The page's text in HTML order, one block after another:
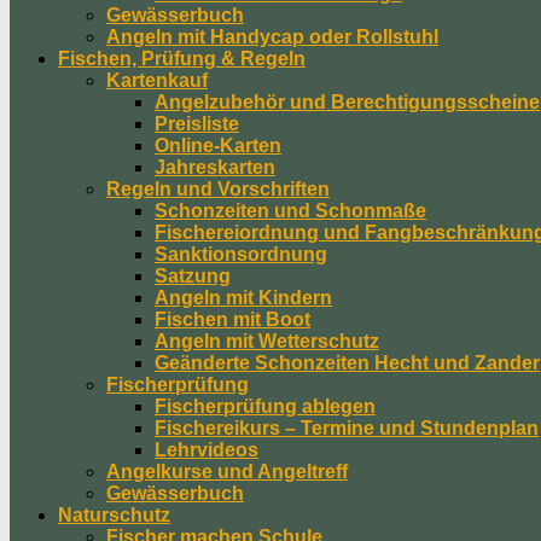
Gewässerbuch
Angeln mit Handycap oder Rollstuhl
Fischen, Prüfung & Regeln
Kartenkauf
Angelzubehör und Berechtigungsscheine
Preisliste
Online-Karten
Jahreskarten
Regeln und Vorschriften
Schonzeiten und Schonmaße
Fischereiordnung und
Sanktionsordnung
Satzung
Angeln mit Kindern
Fischen mit Boot
Angeln mit Wetterschutz
Geänderte Schonzeiten Hecht und Zander
Fischerprüfung
Fischerprüfung ablegen
Fischereikurs – Termine und Stundenplan
Lehrvideos
Angelkurse und Angeltreff
Gewässerbuch
Naturschutz
Fischer machen Schule